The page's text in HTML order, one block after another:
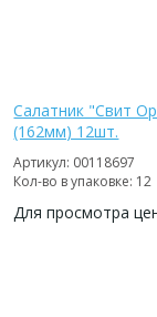
Салатник "Свит
(162мм) 12шт.
Артикул: 00118697
Кол-во в упаковке: 12
Для просмотра